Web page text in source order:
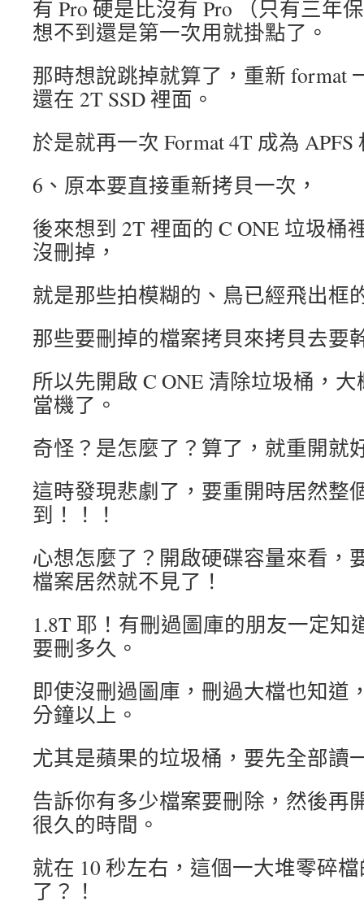
有 Pro 硬是比沒有 Pro （只有三年
想不到還是第一次用就掛點了。
那時想說跳掉就算了，重新 format
還在 2T SSD 裡面。
於是就再一次 Format 4T 成為 APFS
6、原本要直接重新拷貝一次，
後來想到 2T 裡面的 C ONE 垃圾桶
沒刪掉，
就是那些拍模糊的、鳥已經飛出框
那些要刪掉的檔案拷貝來拷貝去要
所以先開啟 C ONE 清除垃圾桶，
當機了。
奇怪？是怎麼了？算了，就重開就
這時發現悲劇了，要重開時居然整
到！！！
心想怎麼了？開啟硬碟容量來看，
檔案居然就不見了！
1.8T 耶！有刪過圖庫的朋友一定知
要刪多久。
即使沒刪過圖庫，刪過大檔也知道
分鐘以上。
尤其是蘋果的垃圾桶，要先全部讀
告訴你有多少檔案要刪除，然後再
很久的時間。
就在 10 秒左右，這個一大堆零碎
了？！